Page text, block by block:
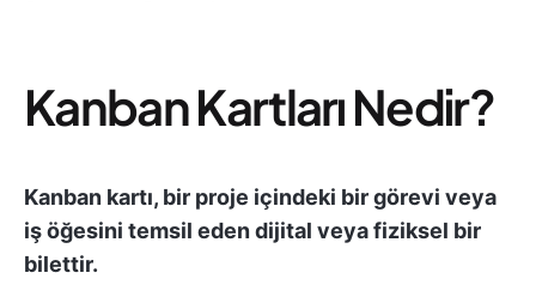
Kanban Kartları Nedir?
Kanban kartı, bir proje içindeki bir görevi veya
iş öğesini temsil eden dijital veya fiziksel bir
bilettir.